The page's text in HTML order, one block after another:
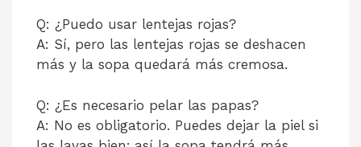
Q: ¿Puedo usar lentejas rojas?
A: Sí, pero las lentejas rojas se deshacen
más y la sopa quedará más cremosa.
Q: ¿Es necesario pelar las papas?
A: No es obligatorio. Puedes dejar la piel si